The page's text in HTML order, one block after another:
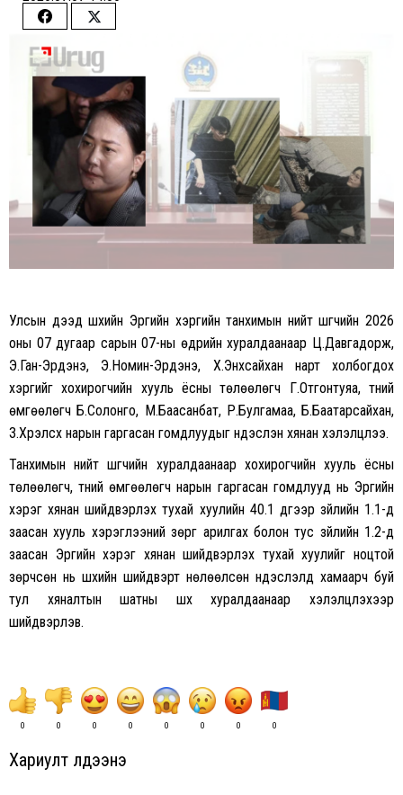
Share
on
Facebook
Share
on
Twitter
Улсын дээд шүүхийн Эрүүгийн хэргийн танхимын нийт шүүгчийн 2026
оны 07 дугаар сарын 07-ны өдрийн хуралдаанаар Ц.Давгадорж,
Э.Ган-Эрдэнэ, Э.Номин-Эрдэнэ, Х.Энхсайхан нарт холбогдох
хэргийг хохирогчийн хууль ёсны төлөөлөгч Г.Отгонтуяа, түүний
өмгөөлөгч Б.Солонго, М.Баасанбат, Р.Булгамаа, Б.Баатарсайхан,
З.Хүрэлсүх нарын гаргасан гомдлуудыг үндэслэн хянан хэлэлцлээ.
Танхимын нийт шүүгчийн хуралдаанаар хохирогчийн хууль ёсны
төлөөлөгч, түүний өмгөөлөгч нарын гаргасан гомдлууд нь Эрүүгийн
хэрэг хянан шийдвэрлэх тухай хуулийн 40.1 дүгээр зүйлийн 1.1-д
заасан хууль хэрэглээний зөрүүг арилгах болон тус зүйлийн 1.2-д
заасан Эрүүгийн хэрэг хянан шийдвэрлэх тухай хуулийг ноцтой
зөрчсөн нь шүүхийн шийдвэрт нөлөөлсөн үндэслэлд хамаарч буй
тул хяналтын шатны шүүх хуралдаанаар хэлэлцүүлэхээр
шийдвэрлэв.
0 0 0 0 0 0 0 0
Хариулт үлдээнэ үү